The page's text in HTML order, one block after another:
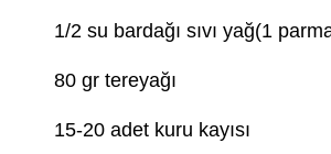
1/2 su bardağı sıvı yağ(1
80 gr tereyağı
15-20 adet kuru kayısı